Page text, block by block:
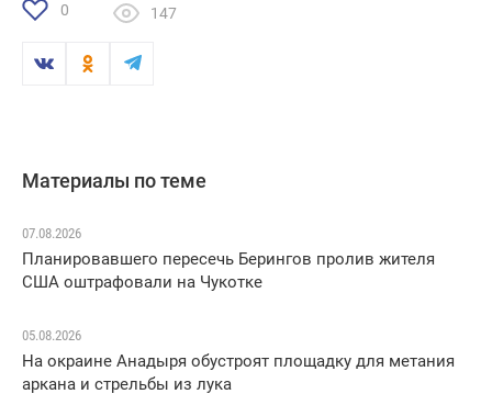
0 147
Материалы по теме
07.08.2026
Планировавшего пересечь Берингов пролив жителя
США оштрафовали на Чукотке
05.08.2026
На окраине Анадыря обустроят площадку для метания
аркана и стрельбы из лука